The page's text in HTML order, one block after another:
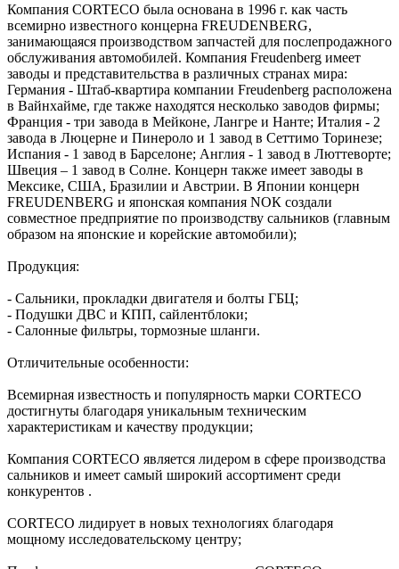
Компания CORTECO была основана в 1996 г. как часть
всемирно известного концерна FREUDENBERG,
занимающаяся производством запчастей для послепродажного
обслуживания автомобилей. Компания Freudenberg имеет
заводы и представительства в различных странах мира:
Германия - Штаб-квартира компании Freudenberg расположена
в Вайнхайме, где также находятся несколько заводов фирмы;
Франция - три завода в Мейконе, Лангре и Нанте; Италия - 2
завода в Люцерне и Пинероло и 1 завод в Сеттимо Торинезе;
Испания - 1 завод в Барселоне; Англия - 1 завод в Люттеворте;
Швеция – 1 завод в Солне. Концерн также имеет заводы в
Мексике, США, Бразилии и Австрии. В Японии концерн
FREUDENBERG и японская компания NОК создали
совместное предприятие по производству сальников (главным
образом на японские и корейские автомобили);
Продукция:
- Сальники, прокладки двигателя и болты ГБЦ;
- Подушки ДВС и КПП, сайлентблоки;
- Салонные фильтры, тормозные шланги.
Отличительные особенности:
Всемирная известность и популярность марки CORTECO
достигнуты благодаря уникальным техническим
характеристикам и качеству продукции;
Компания CORTECO является лидером в сфере производства
сальников и имеет самый широкий ассортимент среди
конкурентов .
CORTECO лидирует в новых технологиях благодаря
мощному исследовательскому центру;